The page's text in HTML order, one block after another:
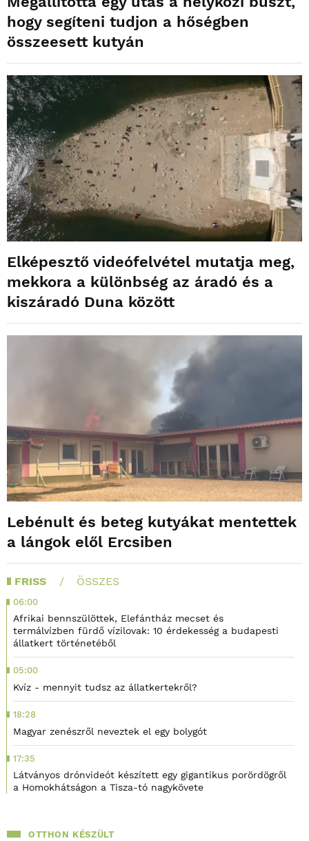
hogy segíteni tudjon a hőségben
összeesett kutyán
Elképesztő videófelvétel mutatja meg,
mekkora a különbség az áradó és a
kiszáradó Duna között
Lebénult és beteg kutyákat mentettek
a lángok elől Ercsiben
FRISS ÖSSZES
06:00
Afrikai bennszülöttek, Elefántház mecset és
termálvízben fürdő vízilovak: 10 érdekesség a budapesti
állatkert történetéből
05:00
Kvíz - mennyit tudsz az állatkertekről?
18:28
Magyar zenészről neveztek el egy bolygót
17:35
Látványos drónvideót készített egy gigantikus porördögről
a Homokhátságon a Tisza-tó nagykövete
OTTHON KÉSZÜLT